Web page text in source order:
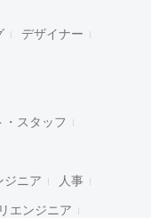
デザイナー
・スタッフ
ジニア 人事
エンジニア